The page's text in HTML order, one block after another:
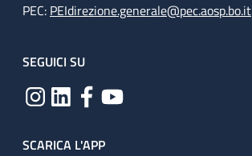
PEC: PEIdirezione.generale@pec.aosp.bo.it
SEGUICI SU
SCARICA L'APP